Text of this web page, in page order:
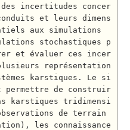
incertitudes concer
et leurs dimens
aux simulations
stochastiques p
et évaluer ces incer
représentation
karstiques. Le si
permettre de construir
karstiques tridimensi
de terrain
les connaissance